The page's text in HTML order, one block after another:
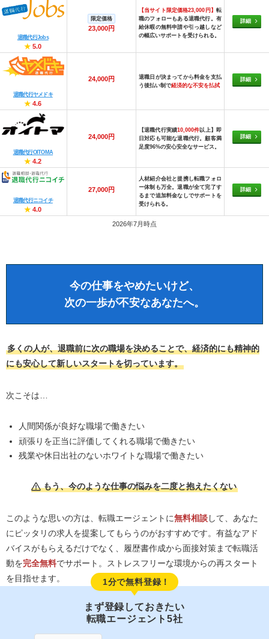
退職代行Jobs
★ 5.0
限定価格
23,000円
【当サイト限定価格23,000円】 転
職のフォローもある退職代行。有
給休暇の無料申請や引っ越しなど
の幅広いサポートを受けられる。
詳細
退職代行ヤメドキ
★ 4.6
24,000円
退職日が決まってから料金を支払
う後払い制で経済的な不安を払拭
詳細
退職代行OITOMA
★ 4.2
24,000円
【退職代行実績10,000件以上】即
日対応も可能な退職代行。顧客満
足度96%の安心安全なサービス。
詳細
退職代行ニコイチ
★ 4.0
27,000円
人材紹介会社と提携し転職フォロ
ー体制も万全。退職が全て完了す
るまで追加料金なしでサポートを
受けられる。
詳細
2026年7月時点
今の仕事をやめたいけど、
次の一歩が不安なあなたへ。
多くの人が、退職前に次の職場を決めることで、経済的にも精神的
にも安心して新しいスタートを切っています。
次こそは…
人間関係が良好な職場で働きたい
頑張りを正当に評価してくれる職場で働きたい
残業や休日出社のないホワイトな職場で働きたい
もう、今のような仕事の悩みを二度と抱えたくない
このような思いの方は、転職エージェントに無料相談して、あなた
にピッタリの求人を提案してもらうのがおすすめです。有益なアド
バイスがもらえるだけでなく、履歴書作成から面接対策まで転職活
動を完全無料でサポート。ストレスフリーな環境からの再スタート
を目指せます。
1分で無料登録！
まず登録しておきたい
転職エージェント5社